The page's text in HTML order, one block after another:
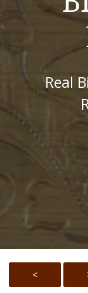
Real
<